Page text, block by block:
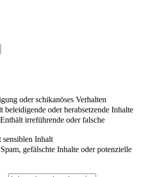
oder schikanöses Verhalten
beleidigende oder herabsetzende Inhalte
Enthält irreführende oder falsche
sensiblen Inhalt
gefälschte Inhalte oder potenzielle